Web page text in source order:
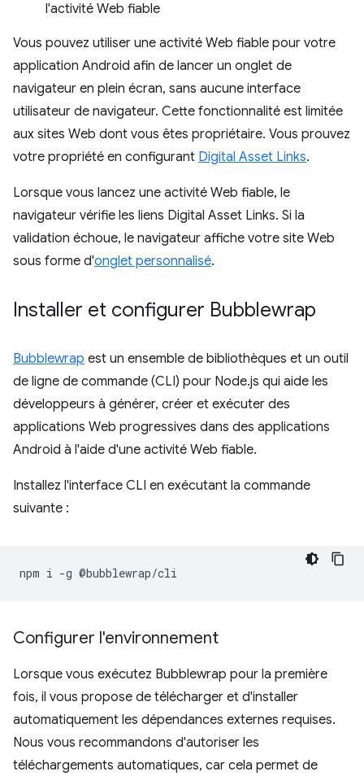
l'activité Web fiable
Vous pouvez utiliser une activité Web fiable pour votre
application Android afin de lancer un onglet de
navigateur en plein écran, sans aucune interface
utilisateur de navigateur. Cette fonctionnalité est limitée
aux sites Web dont vous êtes propriétaire. Vous prouvez
votre propriété en configurant Digital Asset Links.
Lorsque vous lancez une activité Web fiable, le
navigateur vérifie les liens Digital Asset Links. Si la
validation échoue, le navigateur affiche votre site Web
sous forme d'onglet personnalisé.
Installer et configurer Bubblewrap
Bubblewrap est un ensemble de bibliothèques et un outil
de ligne de commande (CLI) pour Node.js qui aide les
développeurs à générer, créer et exécuter des
applications Web progressives dans des applications
Android à l'aide d'une activité Web fiable.
Installez l'interface CLI en exécutant la commande
suivante :
npm i -g
Configurer l'environnement
Lorsque vous exécutez Bubblewrap pour la première
fois, il vous propose de télécharger et d'installer
automatiquement les dépendances externes requises.
Nous vous recommandons d'autoriser les
téléchargements automatiques, car cela permet de